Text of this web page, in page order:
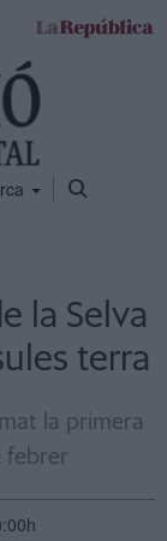
la Selva
terra
la primera
febrer